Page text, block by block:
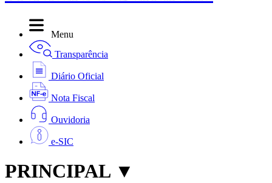
Menu
Transparência
Diário Oficial
Nota Fiscal
Ouvidoria
e-SIC
PRINCIPAL ▼